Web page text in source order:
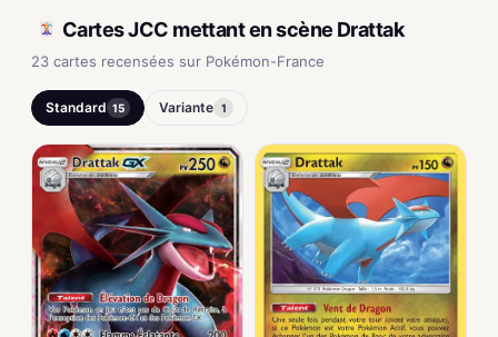
Cartes JCC mettant en scène Drattak
23 cartes recensées sur Pokémon-France
Standard 15 Variante 1